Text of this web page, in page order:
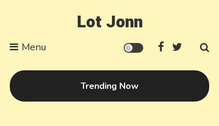
Lot Jonn
Menu
Trending Now